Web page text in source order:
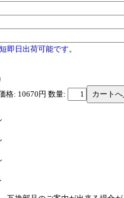
即日出荷可能です。
格: 10670円 数量: